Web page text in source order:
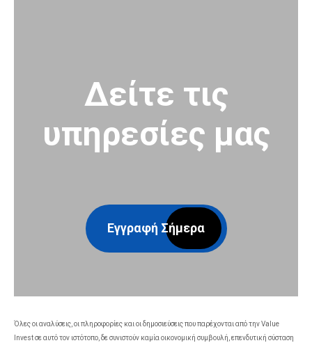
Δείτε τις
υπηρεσίες μας
Εγγραφή Σήμερα
Όλες οι αναλύσεις, οι πληροφορίες και οι δημοσιεύσεις που παρέχονται από την Value
Invest σε αυτό τον ιστότοπο, δε συνιστούν καμία οικονομική συμβουλή, επενδυτική σύσταση